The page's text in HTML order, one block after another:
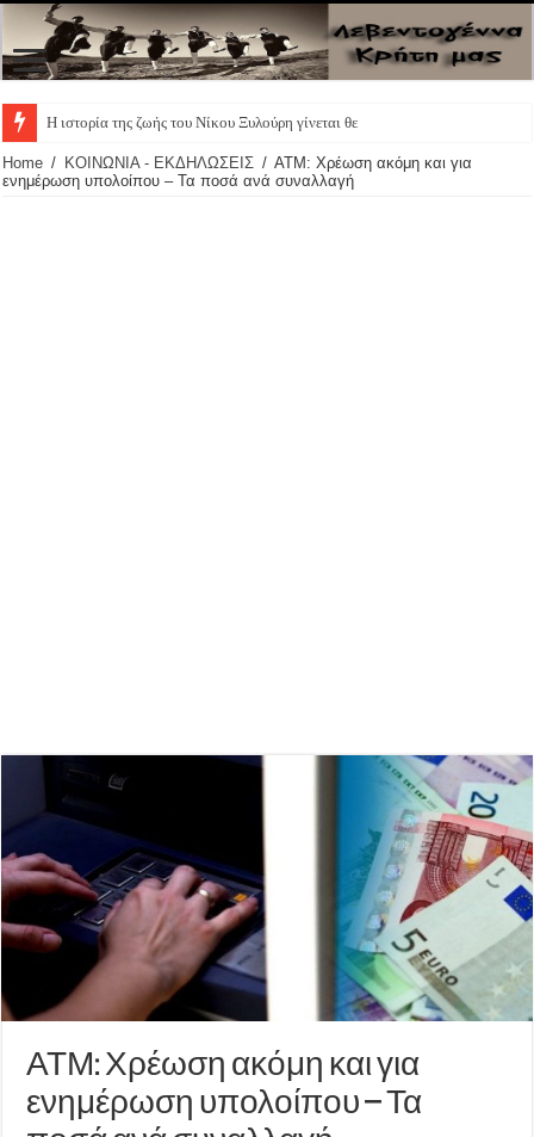
Η ιστορία της ζωής του Νίκου Ξυλούρη γίνεται θεατρική
Home / ΚΟΙΝΩΝΙΑ - ΕΚΔΗΛΩΣΕΙΣ / ΑΤΜ: Χρέωση ακόμη και για
ενημέρωση υπολοίπου – Τα ποσά ανά συναλλαγή
ΑΤΜ: Χρέωση ακόμη και για
ενημέρωση υπολοίπου – Τα